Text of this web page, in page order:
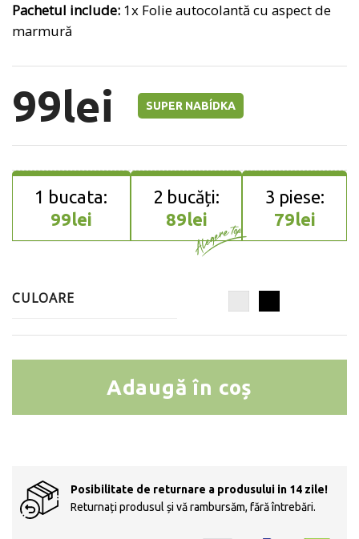
Pachetul include: 1x Folie autocolantă cu aspect de
marmură
99lei SUPER NABÍDKA
99lei 89lei 79lei
CULOARE
Adaugă în coș
Posibilitate de returnare a produsului in 14 zile!
Returnați produsul și vă rambursăm, fără întrebări.